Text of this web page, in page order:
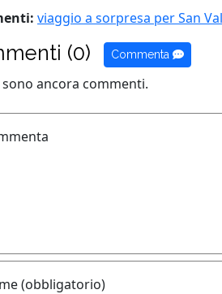
viaggio a sorpresa per San
(0) Commenta
sono ancora commenti.
(obbligatorio)